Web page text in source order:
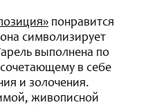
понравится
символизирует
выполнена по
в себе
и золочения.
живописной